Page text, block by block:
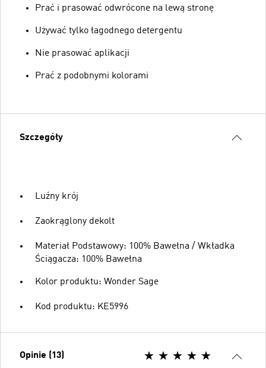
Prać i prasować odwrócone na lewą stronę
Używać tylko łagodnego detergentu
Nie prasować aplikacji
Prać z podobnymi kolorami
Szczegóły
Luźny krój
Zaokrąglony dekolt
Materiał Podstawowy: 100% Bawełna / Wkładka
Ściągacza: 100% Bawełna
Kolor produktu: Wonder Sage
Kod produktu: KE5996
Opinie (13)